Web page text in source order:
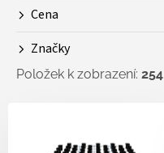
Cena
Značky
Položek k zobrazení: 254